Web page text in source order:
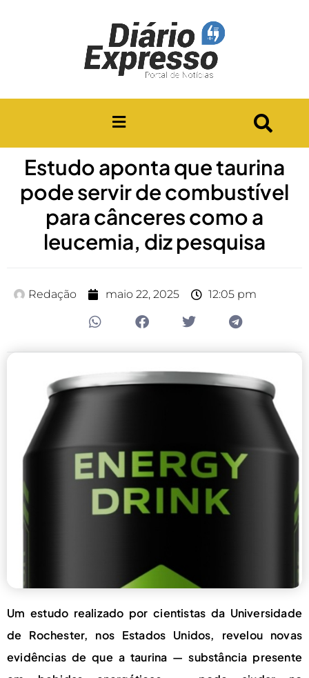
Estudo aponta que taurina
pode servir de combustível
para cânceres como a
leucemia, diz pesquisa
Redação maio 22, 2025 12:05 pm
Um estudo realizado por cientistas da Universidade
de Rochester, nos Estados Unidos, revelou novas
evidências de que a taurina — substância presente